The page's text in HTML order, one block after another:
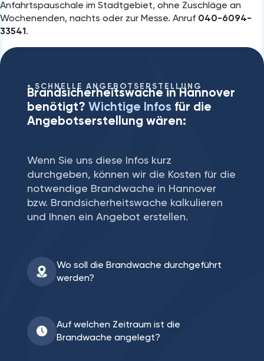
Anfahrtspauschale im Stadtgebiet, ohne Zuschläge an
Wochenenden, nachts oder zur Messe. Anruf 040-6094-
33541.
SCHNELLE ANGEBOTSERSTELLUNG
Brandsicherheitswache in Hannover
benötigt? Wichtige Infos für die
Angebotserstellung wären:
Wenn Sie uns diese Infos kurz
durchgeben, können wir die Kosten für die
notwendige Brandwache in Hannover
bzw. Brandsicherheitswache kalkulieren
und Ihnen ein Angebot erstellen.
Wo soll die Brandwache durchgeführt
werden?
Auf welchen Zeitraum ist die
Brandwache angelegt?